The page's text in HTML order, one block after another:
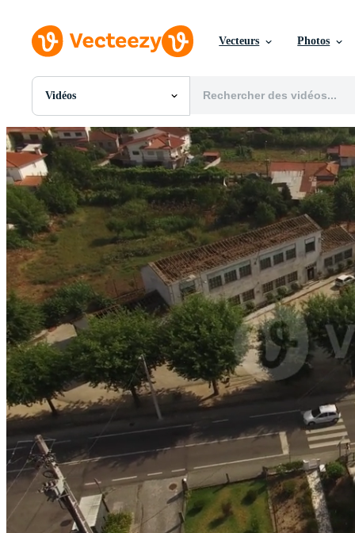
Vecteurs Photos
Vidéos
Toutes Images
Photos
PNGs
PSDs
SVGs
Modèles
Vecteurs
Vidéos
Motion graphics
Images Éditoriales
Événements Éditoriaux